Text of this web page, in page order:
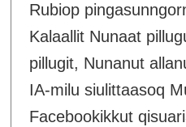
Rubiop
Kalaallit Nunaat
pillugit, Nunanut
IA-milu siulittaasoq
Facebookikkut